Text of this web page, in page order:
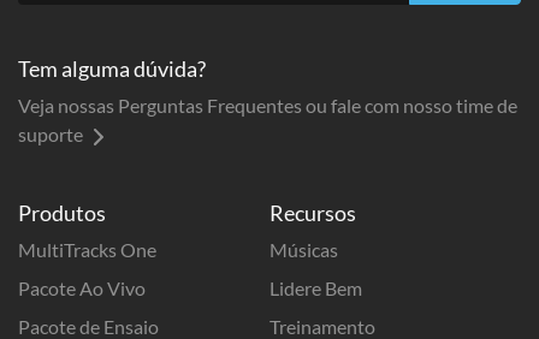
Produtos
MultiTracks One
Pacote Ao Vivo
Pacote de Ensaio
Recursos
Músicas
Lidere Bem
Treinamento
Tem alguma dúvida?
Veja nossas Perguntas Frequentes ou fale com nosso time de
suporte